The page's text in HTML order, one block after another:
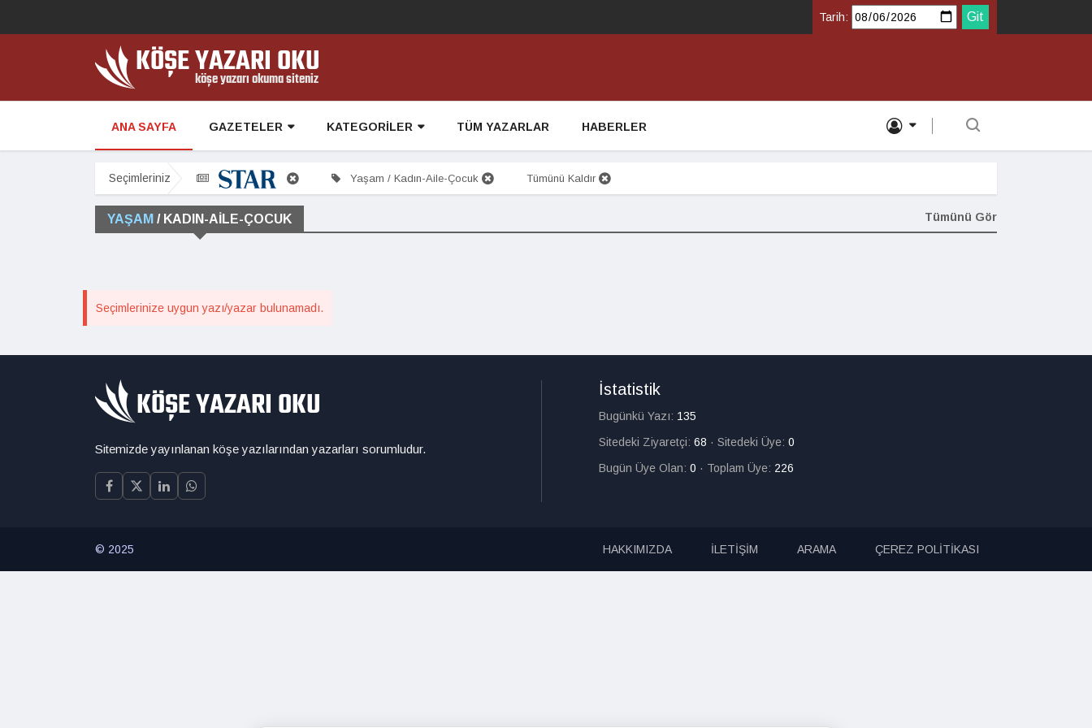
Tarih:
ANA SAYFA GAZETELER KATEGORİLER TÜM YAZARLAR HABERLER
Seçimleriniz Yaşam / Kadın-Aile-Çocuk Tümünü Kaldır
YAŞAM / KADIN-AILE-ÇOCUK Tümünü Gör
Seçimlerinize uygun yazı/yazar bulunamadı.
Sitemizde yayınlanan köşe yazılarından yazarları sorumludur.
İstatistik
Bugünkü Yazı: 135
Sitedeki Ziyaretçi: 68 · Sitedeki Üye: 0
Bugün Üye Olan: 0 · Toplam Üye: 226
© 2025 HAKKIMIZDA İLETİŞİM ARAMA ÇEREZ POLİTİKASI